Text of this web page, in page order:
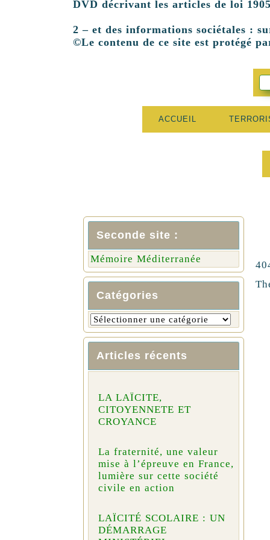
DVD décrivant les articles de loi
2 – et des informations sociétales :
©Le contenu de ce site est protégé
ACCUEIL
Seconde site :
Mémoire Méditerranée
Catégories
Articles récents
LA LAÏCITE,
CITOYENNETE ET
CROYANCE
La fraternité, une valeur
mise à l’épreuve en France,
lumière sur cette société
civile en action
LAÏCITÉ SCOLAIRE : UN
DÉMARRAGE